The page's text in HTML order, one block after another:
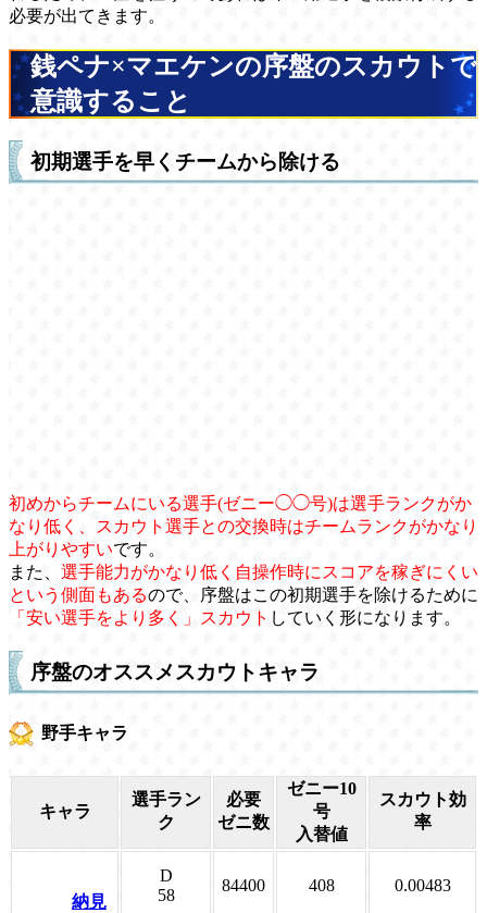
必要が出てきます。
銭ペナ×マエケンの序盤のスカウトで
意識すること
初期選手を早くチームから除ける
初めからチームにいる選手(ゼニー◯◯号)は選手ランクがか
なり低く、スカウト選手との交換時はチームランクがかなり
上がりやすいです。
また、 選手能力がかなり低く自操作時にスコアを稼ぎにくい
という側面もあるので、序盤はこの初期選手を除けるために
「安い選手をより多く」スカウト していく形になります。
序盤のオススメスカウトキャラ
野手キャラ
キャラ
選手ラン
ク
必要
ゼニ数
ゼニー10
号
入替値
スカウト効
率
納見
D
58
84400 408 0.00483